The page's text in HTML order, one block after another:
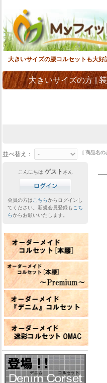
大きいサイズの腰コルセットも大好
大きいサイズの方|
並べ替え： [ 商品名
こんにちは ゲスト さん
会員の方はこちらからログインし
てください。新規会員登録もこち
らからお願いいたします。